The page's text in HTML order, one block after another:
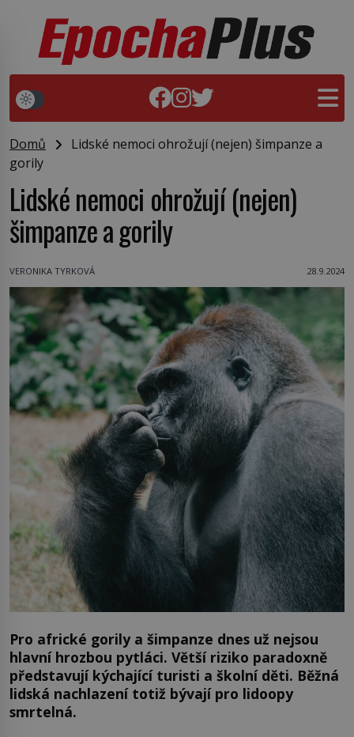
Domů
Lidské nemoci ohrožují (nejen) šimpanze a
gorily
Lidské nemoci ohrožují (nejen)
šimpanze a gorily
VERONIKA TYRKOVÁ 28.9.2024
Pro africké gorily a šimpanze dnes už nejsou
hlavní hrozbou pytláci. Větší riziko paradoxně
představují kýchající turisti a školní děti. Běžná
lidská nachlazení totiž bývají pro lidoopy
smrtelná.